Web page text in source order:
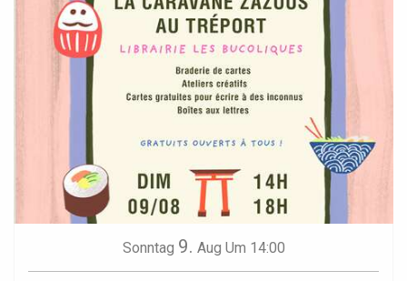
Sonntag 9. Aug Um 14:00